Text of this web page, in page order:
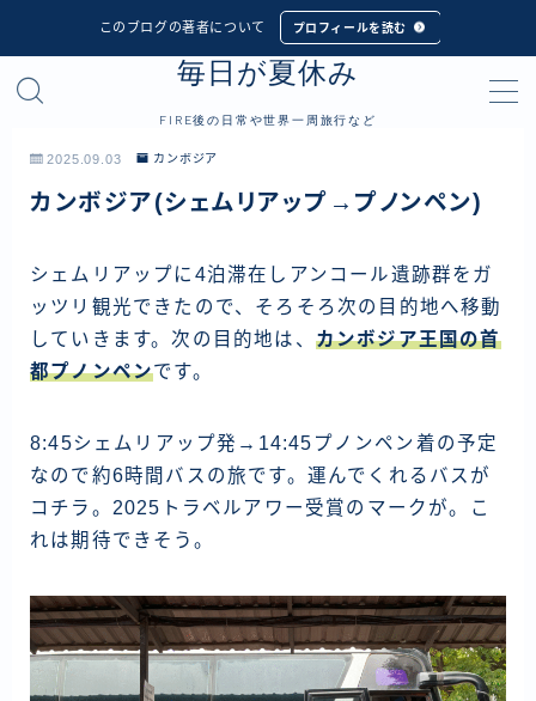
このブログの著者について プロフィールを読む
毎日が夏休み
FIRE後の日常や世界一周旅行など
MENU
プロフィール
フィリピン
インドネシア
タイ
カンボジア
ベトナム
バングラディッシュ
ブータン
ネパール
2025.09.03 カンボジア
カンボジア(シェムリアップ→プノンペン)
シェムリアップに4泊滞在しアンコール遺跡群をガ
ッツリ観光できたので、そろそろ次の目的地へ移動
していきます。次の目的地は、 カンボジア王国の首
都プノンペンです。
8:45シェムリアップ発→14:45プノンペン着の予定
なので約6時間バスの旅です。運んでくれるバスが
コチラ。2025トラベルアワー受賞のマークが。こ
れは期待できそう。